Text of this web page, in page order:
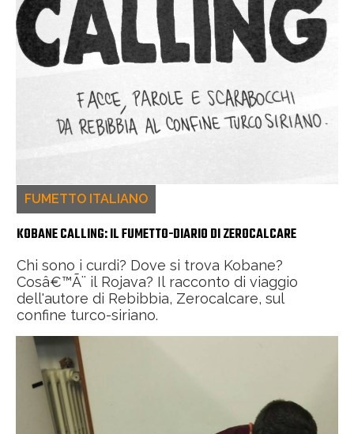
FUMETTO ITALIANO
KOBANE CALLING: IL FUMETTO-DIARIO DI ZEROCALCARE
Chi sono i curdi? Dove si trova Kobane?
Cosâ€™Ã¨ il Rojava? Il racconto di viaggio
dell'autore di Rebibbia, Zerocalcare, sul
confine turco-siriano.